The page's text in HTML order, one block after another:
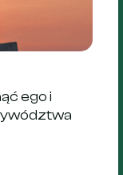
ego i